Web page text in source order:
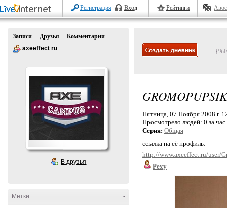
Регистрация Вход Рейтинги
Записи Друзья
Комментарии
axeeffect ru
В друзья
-
Метки
GROMOPUPSIK
Пятница, 07 Ноября 2008 г.
Просмотрело людей: 0 за
Серия: Общая
ссылка на её профиль:
http://www.axeeffect.ru/user/
Pexy